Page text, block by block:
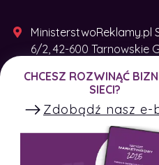
MinisterstwoReklamy.pl
6/2, 42-600 Tarnowskie
+48 791 493 287
CHCESZ ROZWINĄĆ
SIECI?
Zdobądź nasz e-